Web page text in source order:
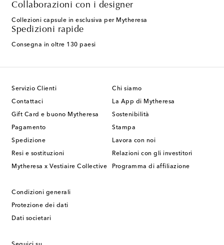
Collaborazioni con i designer
Collezioni capsule in esclusiva per Mytheresa
Spedizioni rapide
Consegna in oltre 130 paesi
Servizio Clienti
Contattaci
Gift Card e buono Mytheresa
Pagamento
Spedizione
Resi e sostituzioni
Mytheresa x Vestiaire Collective
Chi siamo
La App di Mytheresa
Sostenibilità
Stampa
Lavora con noi
Relazioni con gli investitori
Programma di affiliazione
Condizioni generali
Protezione dei dati
Dati societari